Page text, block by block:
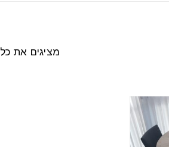
מציגים את כל ⁦2⁩ התוצאות